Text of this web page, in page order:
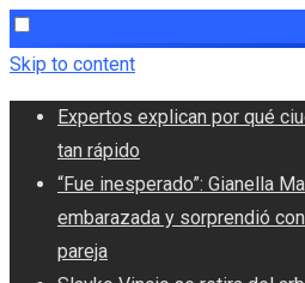
Skip to content
Expertos explican por qué
tan rápido
“Fue inesperado”: Gianella
embarazada y sorprendió
pareja